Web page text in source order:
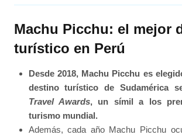
Machu Picchu: el mejor
turístico en Perú
Desde 2018, Machu Picchu es
destino turístico de Sudamérica
Travel Awards, un símil a los
turismo mundial.
Además, cada año Machu Picchu